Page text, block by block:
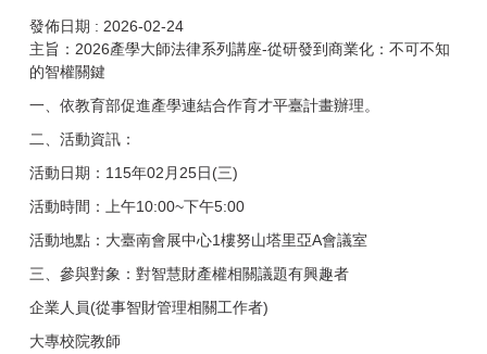
發佈日期 : 2026-02-24
主旨：2026產學大師法律系列講座-從研發到商業化：不可不知
的智權關鍵
一、依教育部促進產學連結合作育才平臺計畫辦理。
二、活動資訊：
活動日期：115年02月25日(三)
活動時間：上午10:00~下午5:00
活動地點：大臺南會展中心1樓努山塔里亞A會議室
三、參與對象：對智慧財產權相關議題有興趣者
企業人員(從事智財管理相關工作者)
大專校院教師